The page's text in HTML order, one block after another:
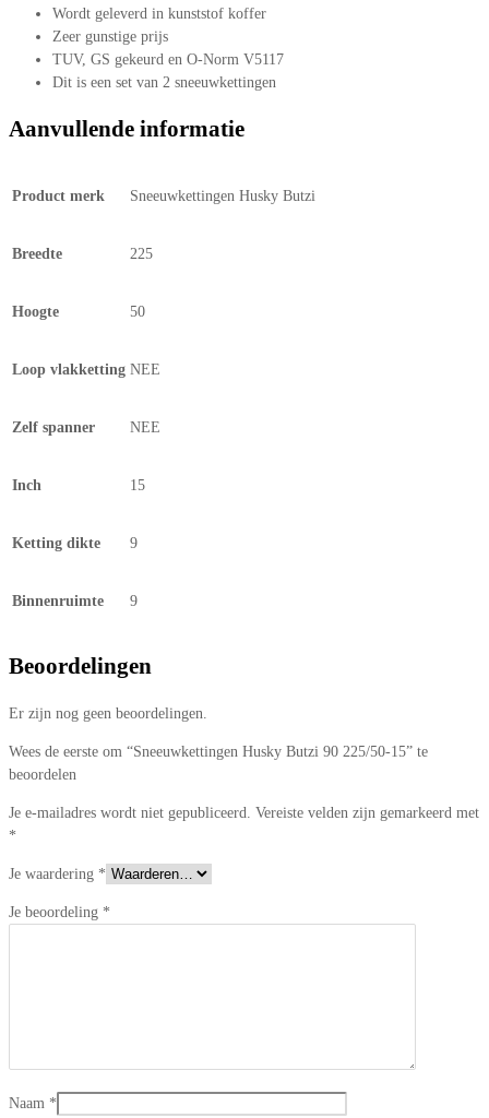
Wordt geleverd in kunststof koffer
Zeer gunstige prijs
TUV, GS gekeurd en O-Norm V5117
Dit is een set van 2 sneeuwkettingen
Aanvullende informatie
Product merk Sneeuwkettingen Husky Butzi
Breedte 225
Hoogte 50
Loop vlakketting NEE
Zelf spanner NEE
Inch 15
Ketting dikte 9
Binnenruimte 9
Beoordelingen
Er zijn nog geen beoordelingen.
Wees de eerste om “Sneeuwkettingen Husky Butzi 90 225/50-15” te
beoordelen
Je e-mailadres wordt niet gepubliceerd. Vereiste velden zijn gemarkeerd met
*
Je waardering *
Je beoordeling *
Naam *